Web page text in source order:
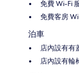
免費 Wi-Fi
免費客房
泊車
店內設有有
店內設有輪